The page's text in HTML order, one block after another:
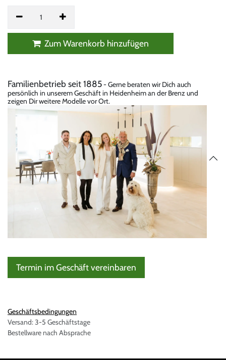
Zum Warenkorb hinzufügen
Familienbetrieb seit 1885- Gerne beraten wir Dich auch
persönlich in unserem Geschäft in Heidenheim an der Brenz und
zeigen Dir weitere Modelle vor Ort.
Termin im Geschäft vereinbaren
Geschäftsbedingungen
Versand: 3-5 Geschäftstage
Bestellware nach Absprache